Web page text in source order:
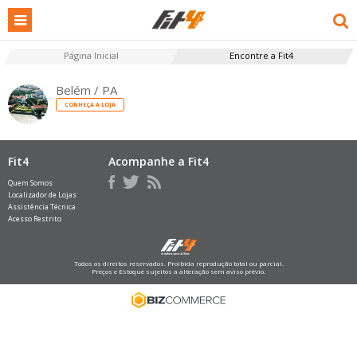
Página Inicial Encontre a Fit4
Belém / PA
CONHEÇA A LOJA
Fit4
Quem Somos
Localizador de Lojas
Assistência Técnica
Acesso Restrito
Acompanhe a Fit4
Todos os direitos reservados. Proibida reprodução total ou parcial.
Preços e Estoque sujeitos a alteração sem aviso prévio.